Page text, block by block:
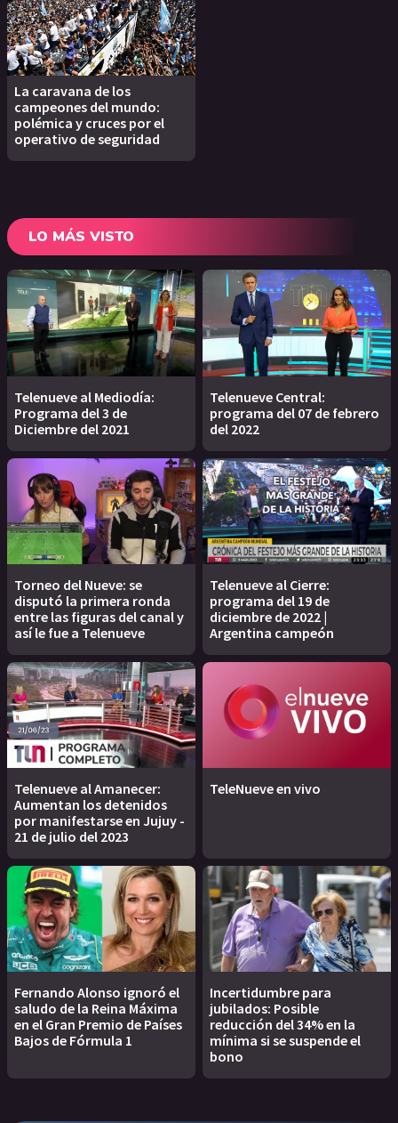
La caravana de los
campeones del mundo:
polémica y cruces por el
operativo de seguridad
LO MÁS VISTO
Telenueve al Mediodía:
Programa del 3 de
Diciembre del 2021
Telenueve Central:
programa del 07 de febrero
del 2022
Torneo del Nueve: se
disputó la primera ronda
entre las figuras del canal y
así le fue a Telenueve
Telenueve al Cierre:
programa del 19 de
diciembre de 2022 |
Argentina campeón
Telenueve al Amanecer:
Aumentan los detenidos
por manifestarse en Jujuy -
21 de julio del 2023
TeleNueve en vivo
Fernando Alonso ignoró el
saludo de la Reina Máxima
en el Gran Premio de Países
Bajos de Fórmula 1
Incertidumbre para
jubilados: Posible
reducción del 34% en la
mínima si se suspende el
bono